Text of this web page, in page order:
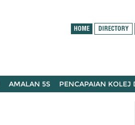
HOME DIRECTORY
AMALAN 5S PENCAPAIAN KOLEJ